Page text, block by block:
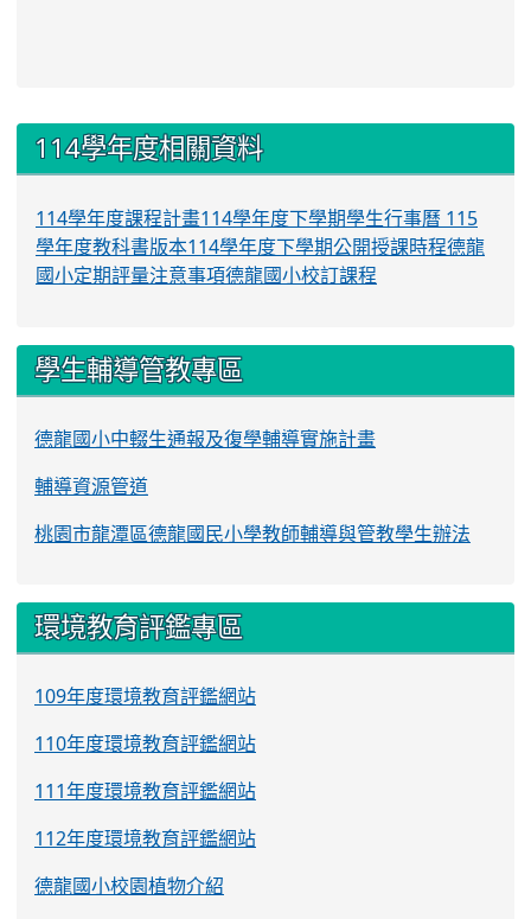
::: 114學年度相關資料
114學年度課程計畫114學年度下學期學生行事曆 115
學年度教科書版本114學年度下學期公開授課時程德龍
國小定期評量注意事項德龍國小校訂課程
學生輔導管教專區
德龍國小中輟生通報及復學輔導實施計畫
輔導資源管道
桃園市龍潭區德龍國民小學教師輔導與管教學生辦法
環境教育評鑑專區
109年度環境教育評鑑網站
110年度環境教育評鑑網站
111年度環境教育評鑑網站
112年度環境教育評鑑網站
德龍國小校園植物介紹